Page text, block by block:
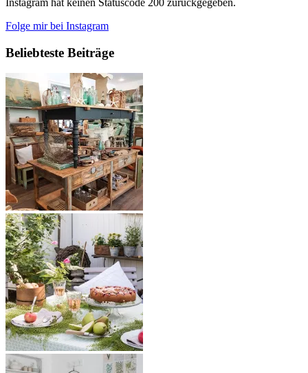
Folge mir bei Instagram
Beliebteste Beiträge